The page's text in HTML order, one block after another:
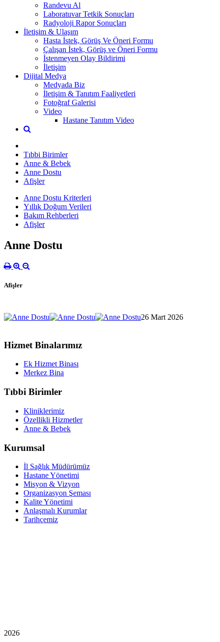
Randevu Al
Laboratuvar Tetkik Sonuçları
Radyoloji Rapor Sonuçları
İletişim & Ulaşım
Hasta İstek, Görüş Ve Öneri Formu
Çalışan İstek, Görüş ve Öneri Formu
İstenmeyen Olay Bildirimi
İletişim
Dijital Medya
Medyada Biz
İletişim & Tanıtım Faaliyetleri
Fotoğraf Galerisi
Video
Hastane Tanıtım Video
Tıbbi Birimler
Anne & Bebek
Anne Dostu
Afişler
Anne Dostu Kriterleri
Yıllık Doğum Verileri
Bakım Rehberleri
Afişler
Anne Dostu
Afişler
26 Mart 2026
Hizmet Binalarımız
Ek Hizmet Binası
Merkez Bina
Tıbbi Birimler
Kliniklerimiz
Özellikli Hizmetler
Anne & Bebek
Kurumsal
İl Sağlık Müdürümüz
Hastane Yönetimi
Misyon & Vizyon
Organizasyon Şeması
Kalite Yönetimi
Anlaşmalı Kurumlar
Tarihçemiz
2026